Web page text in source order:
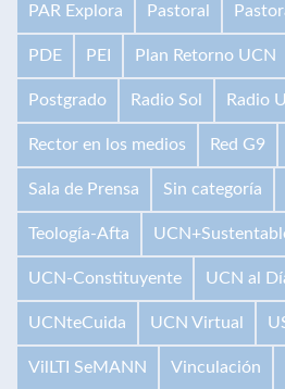
PAR Explora Pastoral
PDE PEI Plan Retorno UCN
Postgrado Radio Sol Radio
Rector en los medios Red G9
Sala de Prensa Sin categoría
Teología-Afta
UCN-Constituyente UCN al
UCNteCuida UCN Virtual
VilLTI SeMANN Vinculación